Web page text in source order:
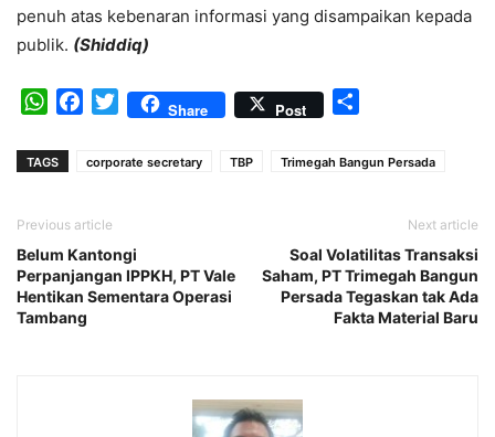
penuh atas kebenaran informasi yang disampaikan kepada
publik. (Shiddiq)
WhatsAppFacebook
TwitterShare Post
TAGS corporate secretary TBP Trimegah Bangun Persada
Previous article
Belum Kantongi
Perpanjangan IPPKH, PT Vale
Hentikan Sementara Operasi
Tambang
Next article
Soal Volatilitas Transaksi
Saham, PT Trimegah Bangun
Persada Tegaskan tak Ada
Fakta Material Baru